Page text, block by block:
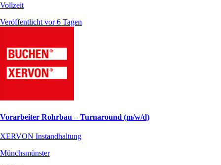
Vollzeit
Veröffentlicht vor 6 Tagen
Vorarbeiter Rohrbau – Turnaround (m/w/d)
XERVON Instandhaltung
Münchsmünster